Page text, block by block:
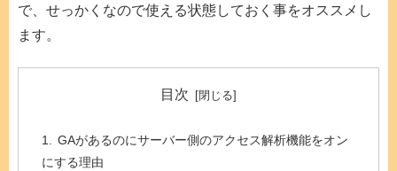
で、せっかくなので使える状態しておく事をオススメし
ます。
目次
GAがあるのにサーバー側のアクセス解析機能をオン
にする理由